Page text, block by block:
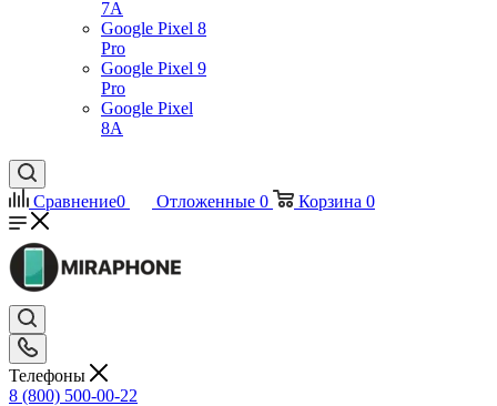
7А
Google Pixel 8
Pro
Google Pixel 9
Pro
Google Pixel
8A
Сравнение0 Отложенные 0 Корзина 0
Телефоны
8 (800) 500-00-22